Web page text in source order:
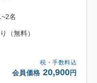
用意させていただきま
ェックイン前にベッド
とさせていただきま
可）
税・手数料込
会員価格 20,900円
名
（無料）